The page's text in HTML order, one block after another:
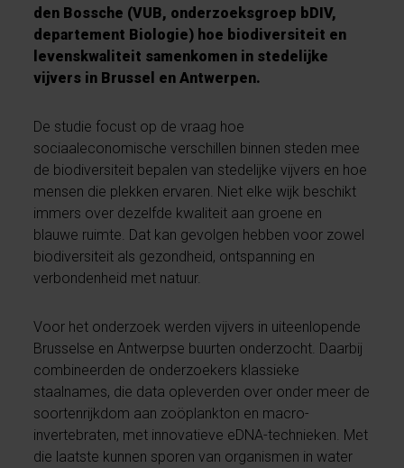
den Bossche (VUB, onderzoeksgroep bDIV,
departement Biologie) hoe biodiversiteit en
levenskwaliteit samenkomen in stedelijke
vijvers in Brussel en Antwerpen.
De studie focust op de vraag hoe
sociaaleconomische verschillen binnen steden mee
de biodiversiteit bepalen van stedelijke vijvers en hoe
mensen die plekken ervaren. Niet elke wijk beschikt
immers over dezelfde kwaliteit aan groene en
blauwe ruimte. Dat kan gevolgen hebben voor zowel
biodiversiteit als gezondheid, ontspanning en
verbondenheid met natuur.
Voor het onderzoek werden vijvers in uiteenlopende
Brusselse en Antwerpse buurten onderzocht. Daarbij
combineerden de onderzoekers klassieke
staalnames, die data opleverden over onder meer de
soortenrijkdom aan zoöplankton en macro-
invertebraten, met innovatieve eDNA-technieken. Met
die laatste kunnen sporen van organismen in water